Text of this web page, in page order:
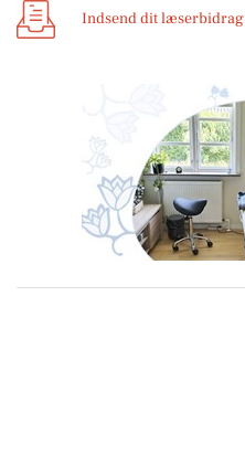
Indsend dit læserbidrag